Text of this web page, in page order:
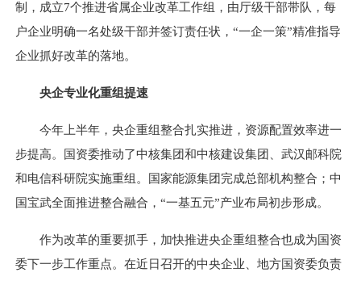
制，成立7个推进省属企业改革工作组，由厅级干部带队，每
户企业明确一名处级干部并签订责任状，“一企一策”精准指导
企业抓好改革的落地。
央企专业化重组提速
今年上半年，央企重组整合扎实推进，资源配置效率进一
步提高。国资委推动了中核集团和中核建设集团、武汉邮科院
和电信科研院实施重组。国家能源集团完成总部机构整合；中
国宝武全面推进整合融合，“一基五元”产业布局初步形成。
作为改革的重要抓手，加快推进央企重组整合也成为国资
委下一步工作重点。在近日召开的中央企业、地方国资委负责